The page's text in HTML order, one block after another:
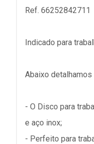
Ref. 66252842711
Indicado para
Abaixo
- O Disco para
e aço inox;
- Perfeito para